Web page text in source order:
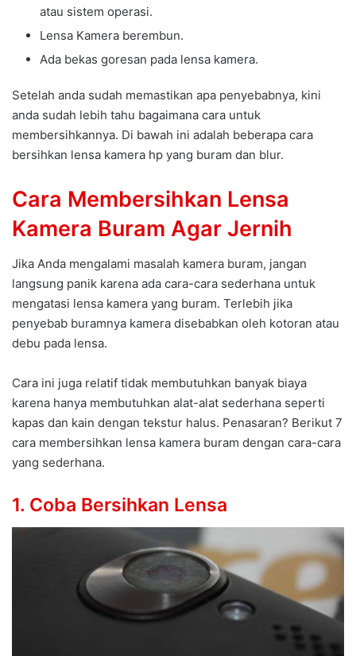
atau sistem operasi.
Lensa Kamera berembun.
Ada bekas goresan pada lensa kamera.
Setelah anda sudah memastikan apa penyebabnya, kini
anda sudah lebih tahu bagaimana cara untuk
membersihkannya. Di bawah ini adalah beberapa cara
bersihkan lensa kamera hp yang buram dan blur.
Cara Membersihkan Lensa
Kamera Buram Agar Jernih
Jika Anda mengalami masalah kamera buram, jangan
langsung panik karena ada cara-cara sederhana untuk
mengatasi lensa kamera yang buram. Terlebih jika
penyebab buramnya kamera disebabkan oleh kotoran atau
debu pada lensa.
Cara ini juga relatif tidak membutuhkan banyak biaya
karena hanya membutuhkan alat-alat sederhana seperti
kapas dan kain dengan tekstur halus. Penasaran? Berikut 7
cara membersihkan lensa kamera buram dengan cara-cara
yang sederhana.
1. Coba Bersihkan Lensa